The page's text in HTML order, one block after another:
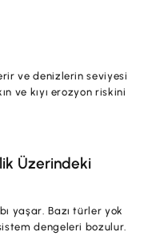
ve denizlerin seviyesi
ve kıyı erozyon riskini
Üzerindeki
yaşar. Bazı türler yok
dengeleri bozulur.